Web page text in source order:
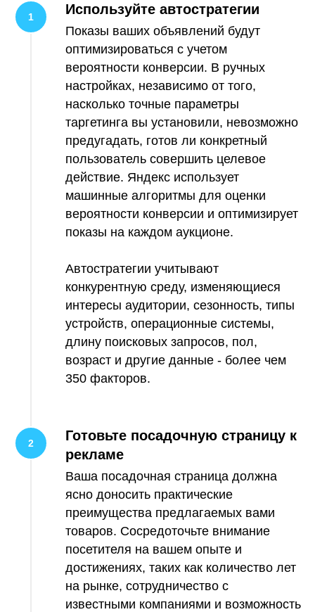
Используйте автостратегии
Показы ваших объявлений будут
оптимизироваться с учетом
вероятности конверсии. В ручных
настройках, независимо от того,
насколько точные параметры
таргетинга вы установили, невозможно
предугадать, готов ли конкретный
пользователь совершить целевое
действие. Яндекс использует
машинные алгоритмы для оценки
вероятности конверсии и оптимизирует
показы на каждом аукционе.
Автостратегии учитывают
конкурентную среду, изменяющиеся
интересы аудитории, сезонность, типы
устройств, операционные системы,
длину поисковых запросов, пол,
возраст и другие данные - более чем
350 факторов.
Готовьте посадочную страницу к
рекламе
Ваша посадочная страница должна
ясно доносить практические
преимущества предлагаемых вами
товаров. Сосредоточьте внимание
посетителя на вашем опыте и
достижениях, таких как количество лет
на рынке, сотрудничество с
известными компаниями и возможность